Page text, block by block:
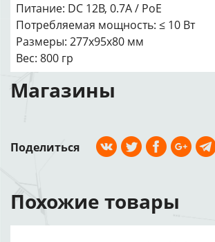
Питание: DC 12В, 0.7A / PoE
Потребляемая мощность: ≤ 10 Вт
Размеры: 277x95x80 мм
Вес: 800 гр
Магазины
Поделиться
Похожие товары